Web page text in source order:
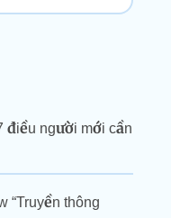
điều người mới cần
“Truyền thông